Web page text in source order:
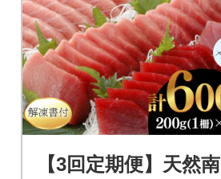
【3回定期便】天然南